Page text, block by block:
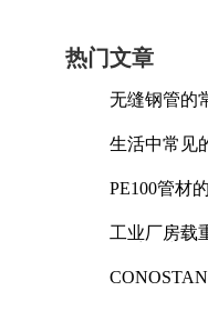
热门文章
无缝钢管的
生活中常见
PE100管材
工业厂房载